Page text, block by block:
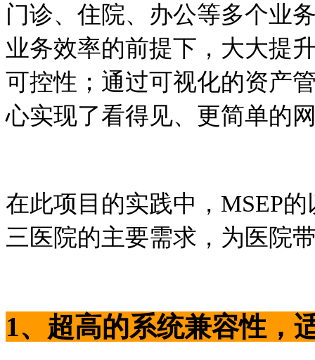
门诊、住院、办公等多个业
业务效率的前提下，大大提
可控性；通过可视化的资产
心实现了看得见、更简单的
在此项目的实践中，MSEP
三医院的主要需求，为医院
1、 超高的系统兼容性，